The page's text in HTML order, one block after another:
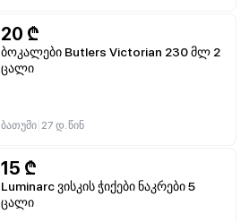
20 ₾
ბოკალები Butlers Victorian 230 მლ 2
ცალი
ბათუმი 27 დ. წინ
15 ₾
Luminarc ვისკის ჭიქები ნაკრები 5
ცალი